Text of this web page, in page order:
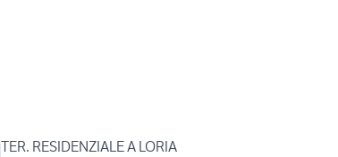
TER. RESIDENZIALE A LORIA